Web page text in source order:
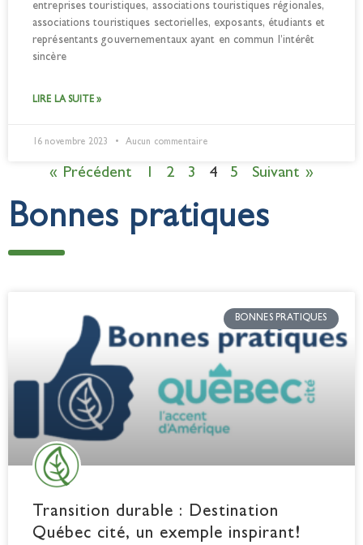
entreprises touristiques, associations touristiques régionales,
associations touristiques sectorielles, exposants, étudiants et
représentants gouvernementaux ayant en commun l’intérêt
sincère
LIRE LA SUITE »
16 novembre 2023 Aucun commentaire
« Précédent 1 2 3 4 5 Suivant »
Bonnes pratiques
BONNES PRATIQUES
Transition durable : Destination
Québec cité, un exemple inspirant!